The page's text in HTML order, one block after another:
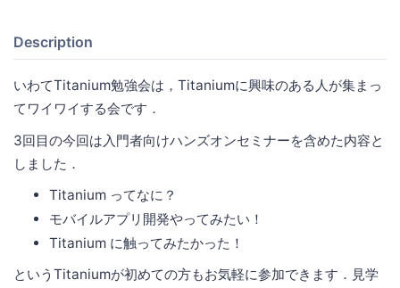
Description
いわてTitanium勉強会は，Titaniumに興味のある人が集まっ
てワイワイする会です．
3回目の今回は入門者向けハンズオンセミナーを含めた内容と
しました．
Titanium ってなに？
モバイルアプリ開発やってみたい！
Titanium に触ってみたかった！
というTitaniumが初めての方もお気軽に参加できます．見学